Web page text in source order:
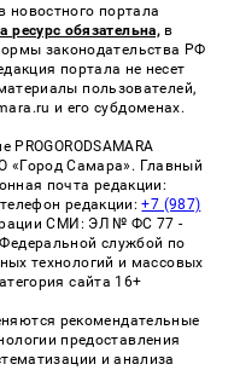
новостного портала
ресурс обязательна, в
законодательства РФ
портала не несет
пользователей,
и его субдоменах.
Самара». Главный
почта редакции:
редакции:+7 (987)
СМИ: ЭЛ № ФС 77 -
службой по
технологий и массовых
сайта 16+
рекомендательные
предоставления
и анализа